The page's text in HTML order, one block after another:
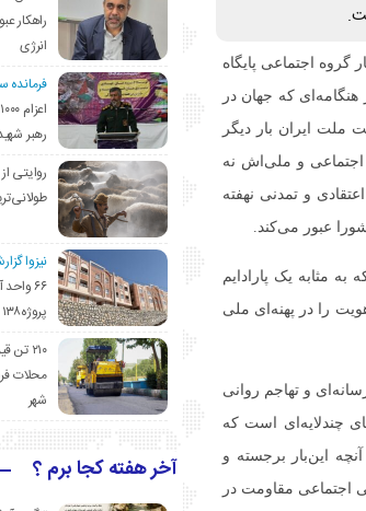
گروه اجتماعی پایگاه
که جهان در
ایران بار دیگر
اجتماعی و ملی‌اش نه
و تمدنی نهفته
عبور می‌کند.
مثابه یک پارادایم
را در پهنه‌ای ملی
رسانه‌ای و تهاجم روانی
چندلایه‌ای است که
این‌بار برجسته و
اجتماعی مقاومت در
راهکار
انرژی
فرمانده
رهبر
روایتی
نیزوا
۶۶
پروژه۱۳۸ واحدی مهدیشهر
۲۱۰
محلات
شهر
آخر هفته کجا برم ؟